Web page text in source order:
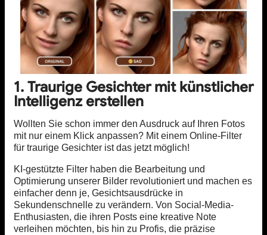
1. Traurige Gesichter mit künstlicher
Intelligenz erstellen
Wollten Sie schon immer den Ausdruck auf Ihren Fotos
mit nur einem Klick anpassen? Mit einem Online-Filter
für traurige Gesichter ist das jetzt möglich!
KI-gestützte Filter haben die Bearbeitung und
Optimierung unserer Bilder revolutioniert und machen es
einfacher denn je, Gesichtsausdrücke in
Sekundenschnelle zu verändern. Von Social-Media-
Enthusiasten, die ihren Posts eine kreative Note
verleihen möchten, bis hin zu Profis, die präzise